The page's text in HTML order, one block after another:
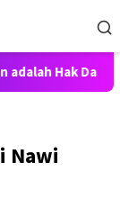
Dasar Warga
Nawi